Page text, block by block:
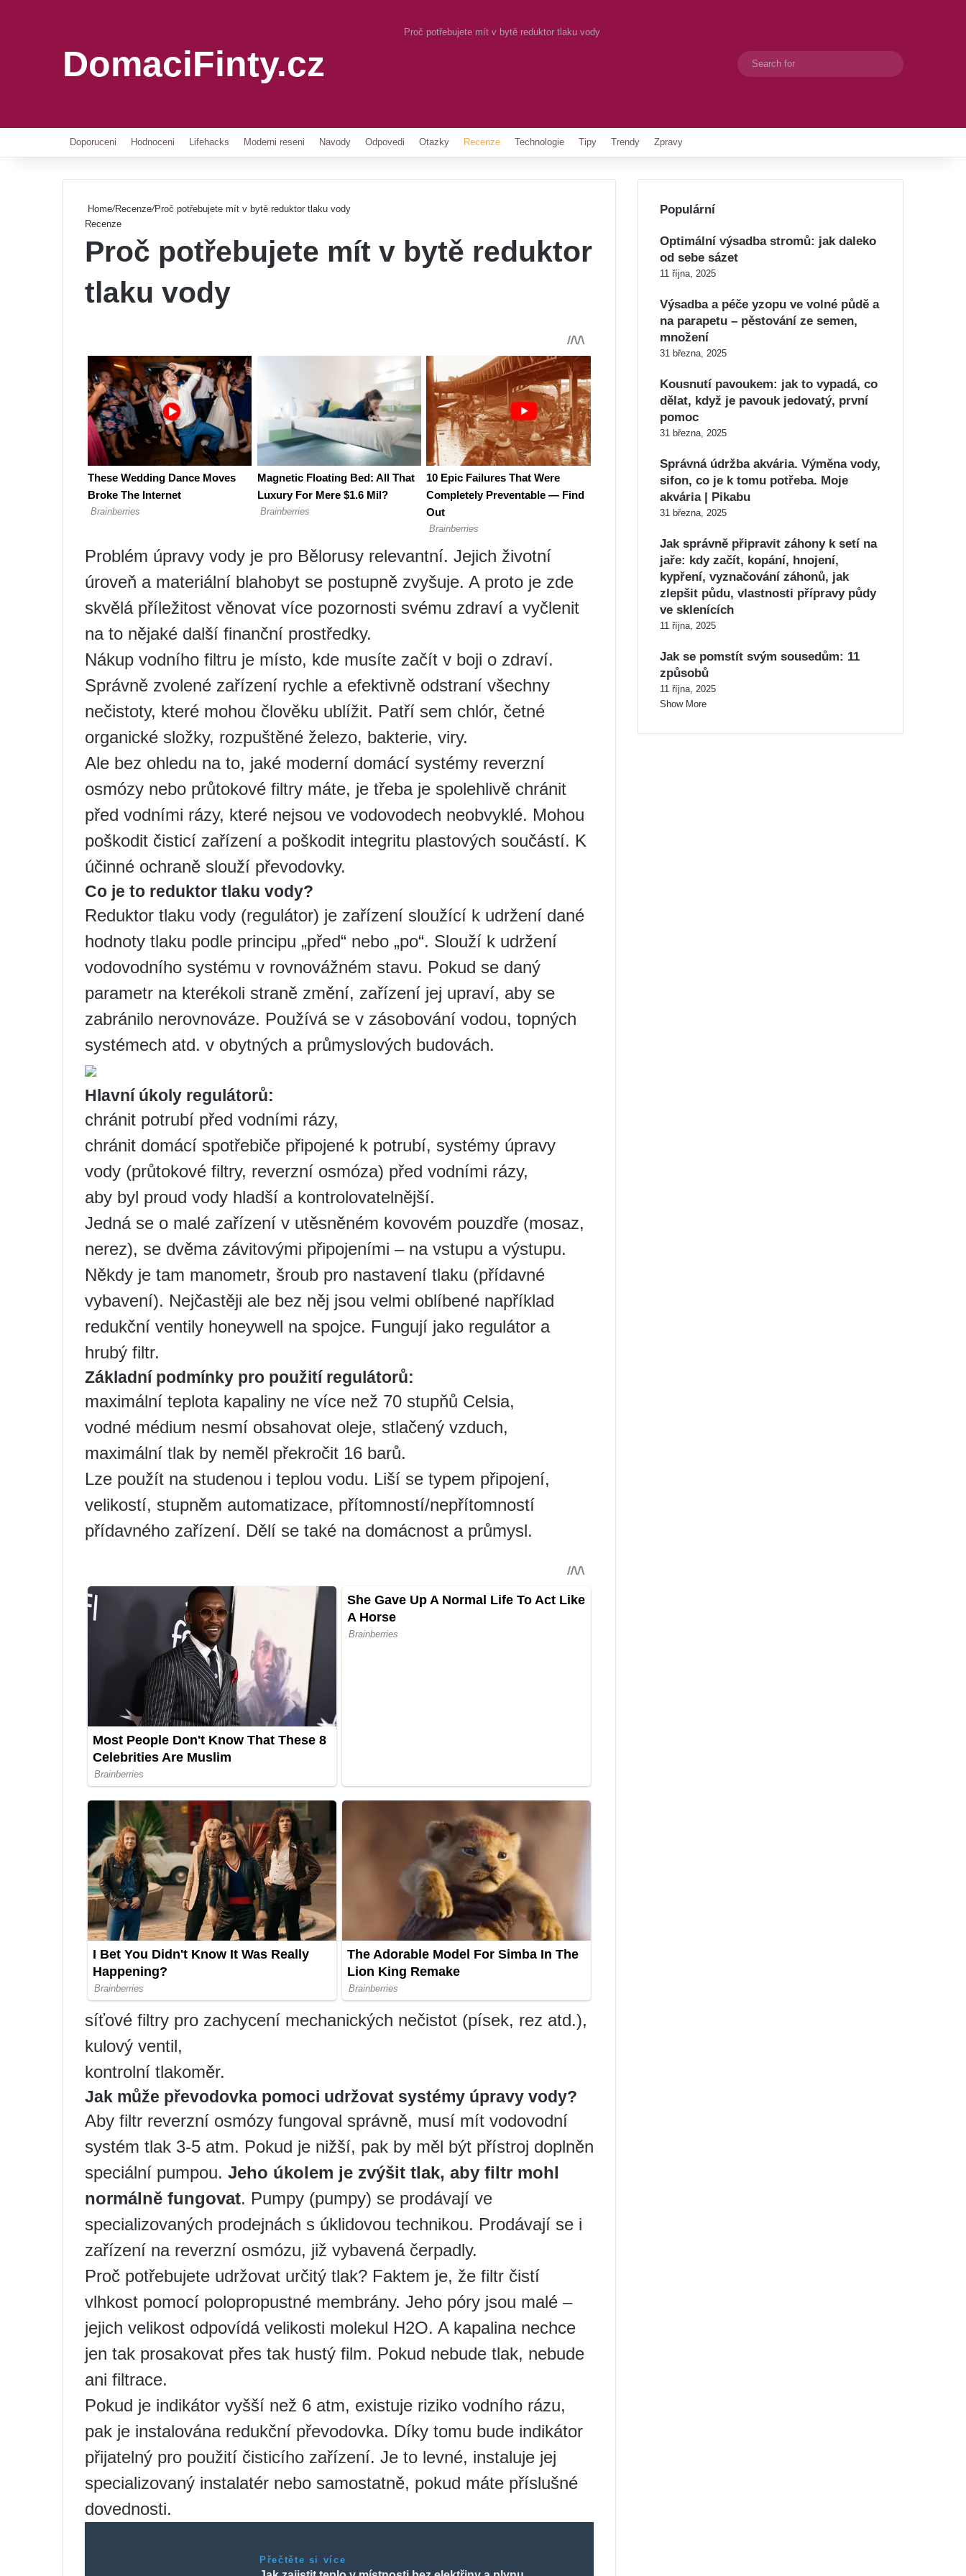
DomaciFinty.cz
Proč potřebujete mít v bytě reduktor tlaku vody
Switch skin
Doporuceni Hodnoceni Lifehacks Moderni reseni Navody Odpovedi Otazky Recenze Technologie Tipy Trendy Zpravy
Home/Recenze/Proč potřebujete mít v bytě reduktor tlaku vody
Recenze
Proč potřebujete mít v bytě reduktor
tlaku vody
Problém úpravy vody je pro Bělorusy relevantní. Jejich životní
úroveň a materiální blahobyt se postupně zvyšuje. A proto je zde
skvělá příležitost věnovat více pozornosti svému zdraví a vyčlenit
na to nějaké další finanční prostředky.
Nákup vodního filtru je místo, kde musíte začít v boji o zdraví.
Správně zvolené zařízení rychle a efektivně odstraní všechny
nečistoty, které mohou člověku ublížit. Patří sem chlór, četné
organické složky, rozpuštěné železo, bakterie, viry.
Ale bez ohledu na to, jaké moderní domácí systémy reverzní
osmózy nebo průtokové filtry máte, je třeba je spolehlivě chránit
před vodními rázy, které nejsou ve vodovodech neobvyklé. Mohou
poškodit čisticí zařízení a poškodit integritu plastových součástí. K
účinné ochraně slouží převodovky.
Co je to reduktor tlaku vody?
Reduktor tlaku vody (regulátor) je zařízení sloužící k udržení dané
hodnoty tlaku podle principu „před“ nebo „po“. Slouží k udržení
vodovodního systému v rovnovážném stavu. Pokud se daný
parametr na kterékoli straně změní, zařízení jej upraví, aby se
zabránilo nerovnováze. Používá se v zásobování vodou, topných
systémech atd. v obytných a průmyslových budovách.
Hlavní úkoly regulátorů:
chránit potrubí před vodními rázy,
chránit domácí spotřebiče připojené k potrubí, systémy úpravy
vody (průtokové filtry, reverzní osmóza) před vodními rázy,
aby byl proud vody hladší a kontrolovatelnější.
Jedná se o malé zařízení v utěsněném kovovém pouzdře (mosaz,
nerez), se dvěma závitovými připojeními – na vstupu a výstupu.
Někdy je tam manometr, šroub pro nastavení tlaku (přídavné
vybavení). Nejčastěji ale bez něj jsou velmi oblíbené například
redukční ventily honeywell na spojce. Fungují jako regulátor a
hrubý filtr.
Základní podmínky pro použití regulátorů:
maximální teplota kapaliny ne více než 70 stupňů Celsia,
vodné médium nesmí obsahovat oleje, stlačený vzduch,
maximální tlak by neměl překročit 16 barů.
Lze použít na studenou i teplou vodu. Liší se typem připojení,
velikostí, stupněm automatizace, přítomností/nepřítomností
přídavného zařízení. Dělí se také na domácnost a průmysl.
síťové filtry pro zachycení mechanických nečistot (písek, rez atd.),
kulový ventil,
kontrolní tlakoměr.
Jak může převodovka pomoci udržovat systémy úpravy vody?
Aby filtr reverzní osmózy fungoval správně, musí mít vodovodní
systém tlak 3-5 atm. Pokud je nižší, pak by měl být přístroj doplněn
speciální pumpou. Jeho úkolem je zvýšit tlak, aby filtr mohl
normálně fungovat. Pumpy (pumpy) se prodávají ve
specializovaných prodejnách s úklidovou technikou. Prodávají se i
zařízení na reverzní osmózu, již vybavená čerpadly.
Proč potřebujete udržovat určitý tlak? Faktem je, že filtr čistí
vlhkost pomocí polopropustné membrány. Jeho póry jsou malé –
jejich velikost odpovídá velikosti molekul H2O. A kapalina nechce
jen tak prosakovat přes tak hustý film. Pokud nebude tlak, nebude
ani filtrace.
Pokud je indikátor vyšší než 6 atm, existuje riziko vodního rázu,
pak je instalována redukční převodovka. Díky tomu bude indikátor
přijatelný pro použití čisticího zařízení. Je to levné, instaluje jej
specializovaný instalatér nebo samostatně, pokud máte příslušné
dovednosti.
Přečtěte si více
Populární
Optimální výsadba stromů: jak daleko
od sebe sázet
11 října, 2025
Výsadba a péče yzopu ve volné půdě a
na parapetu – pěstování ze semen,
množení
31 března, 2025
Kousnutí pavoukem: jak to vypadá, co
dělat, když je pavouk jedovatý, první
pomoc
31 března, 2025
Správná údržba akvária. Výměna vody,
sifon, co je k tomu potřeba. Moje
akvária | Pikabu
31 března, 2025
Jak správně připravit záhony k setí na
jaře: kdy začít, kopání, hnojení,
kypření, vyznačování záhonů, jak
zlepšit půdu, vlastnosti přípravy půdy
ve sklenících
11 října, 2025
Jak se pomstít svým sousedům: 11
způsobů
11 října, 2025
Show More